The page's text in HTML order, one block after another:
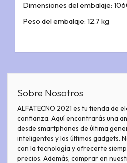
Dimensiones del embalaje:
Peso del embalaje: 12.7 kg
Sobre Nosotros
ALFATECNO 2021 es tu tienda de
confianza. Aquí encontrarás una
desde smartphones de última
inteligentes y los últimos gadgets.
con la tecnología y ofrecerte
precios. Además, comprar en